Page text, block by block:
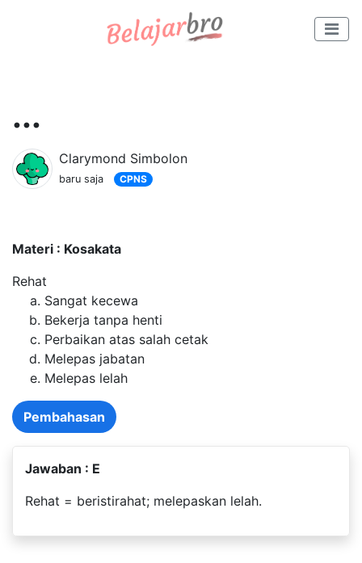
...
Clarymond Simbolon
baru saja CPNS
Materi : Kosakata
Rehat
Sangat kecewa
Bekerja tanpa henti
Perbaikan atas salah cetak
Melepas jabatan
Melepas lelah
Pembahasan
Jawaban : E
Rehat = beristirahat; melepaskan lelah.